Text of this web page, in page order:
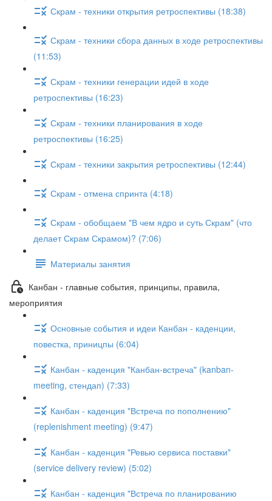
Скрам - техники открытия ретроспективы (18:38)
Скрам - техники сбора данных в ходе ретроспективы
(11:53)
Скрам - техники генерации идей в ходе
ретроспективы (16:23)
Скрам - техники планирования в ходе
ретроспективы (16:25)
Скрам - техники закрытия ретроспективы (12:44)
Скрам - отмена спринта (4:18)
Скрам - обобщаем "В чем ядро и суть Скрам" (что
делает Скрам Скрамом)? (7:06)
Материалы занятия
Канбан - главные события, принципы, правила,
мероприятия
Основные события и идеи Канбан - каденции,
повестка, приницпы (6:04)
Канбан - каденция "Канбан-встреча" (kanban-
meeting, стендап) (7:33)
Канбан - каденция "Встреча по пополнению"
(replenishment meeting) (9:47)
Канбан - каденция "Ревью сервиса поставки"
(service delivery review) (5:02)
Канбан - каденция "Встреча по планированию